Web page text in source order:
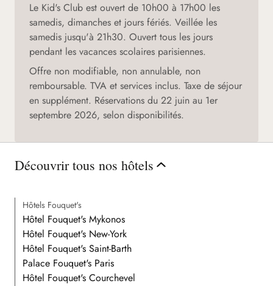
Le Kid's Club est ouvert de 10h00 à 17h00 les
samedis, dimanches et jours fériés. Veillée les
samedis jusqu'à 21h30. Ouvert tous les jours
pendant les vacances scolaires parisiennes.
Offre non modifiable, non annulable, non
remboursable. TVA et services inclus. Taxe de séjour
en supplément. Réservations du 22 juin au 1er
septembre 2026, selon disponibilités.
Découvrir tous nos hôtels
Hôtels Fouquet's
Hôtel Fouquet's Mykonos
Hôtel Fouquet's New-York
Hôtel Fouquet's Saint-Barth
Palace Fouquet's Paris
Hôtel Fouquet's Courchevel